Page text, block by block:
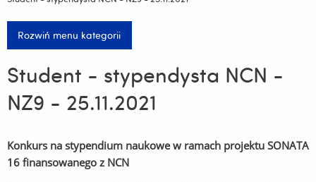
Rozwiń menu kategorii
Student - stypendysta NCN -
NZ9 - 25.11.2021
Konkurs na stypendium naukowe w ramach projektu SONATA
16 finansowanego z NCN